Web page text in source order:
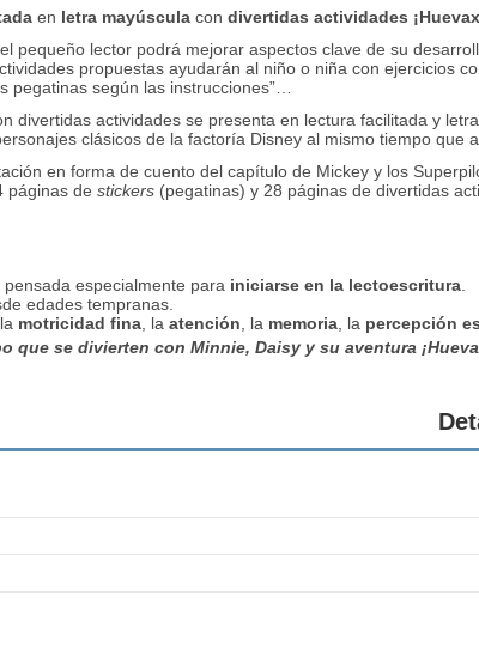
en letra mayúsculacon divertidas actividades
pequeño lector podrá mejorar aspectos clave de su
propuestas ayudarán al niño o niña con ejercicios
pegatinas según las instrucciones”…
divertidas actividades se presenta en lectura facilitada y
clásicos de la factoría Disney al mismo tiempo que
en forma de cuento del capítulo de Mickey y los
páginas de stickers(pegatinas) y 28 páginas de divertidas
especialmente para iniciarse en la lectoescritura.
edades tempranas.
motricidad fina, la atención , la memoria, la percepción
que se divierten con Minnie, Daisy y su aventura